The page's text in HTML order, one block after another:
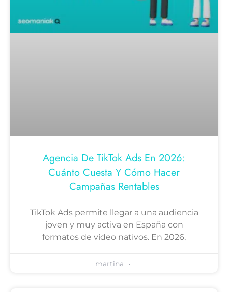
Agencia De TikTok Ads En 2026:
Cuánto Cuesta Y Cómo Hacer
Campañas Rentables
TikTok Ads permite llegar a una audiencia
joven y muy activa en España con
formatos de vídeo nativos. En 2026,
martina